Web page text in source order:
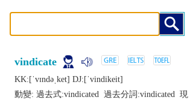
vindicate
KK:[ˈvɪndǝˌkеt] DJ:[ˈvindikеit]
動變: 過去式:vindicated 過去分詞:vindicated 現